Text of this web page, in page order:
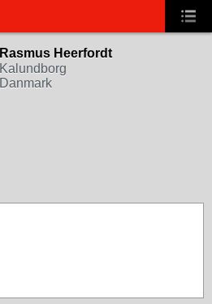
Rasmus Heerfordt
Kalundborg
Danmark